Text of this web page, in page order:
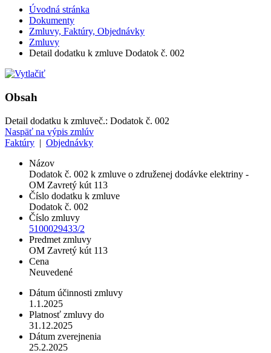
Úvodná stránka
Dokumenty
Zmluvy, Faktúry, Objednávky
Zmluvy
Detail dodatku k zmluve Dodatok č. 002
Obsah
Detail dodatku k zmluveč.: Dodatok č. 002
Naspäť na výpis zmlúv
Faktúry | Objednávky
Názov
Dodatok č. 002 k zmluve o združenej dodávke elektriny -
OM Zavretý kút 113
Číslo dodatku k zmluve
Dodatok č. 002
Číslo zmluvy
5100029433/2
Predmet zmluvy
OM Zavretý kút 113
Cena
Neuvedené
Dátum účinnosti zmluvy
1.1.2025
Platnosť zmluvy do
31.12.2025
Dátum zverejnenia
25.2.2025